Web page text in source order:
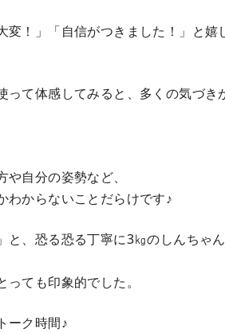
変！」「自信がつきました！」と嬉
て体感してみると、多くの気づき
自分の姿勢など、
わからないことだらけです♪
、恐る恐る丁寧に3㎏のしんちゃ
ても印象的でした。
ーク時間♪